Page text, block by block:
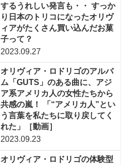
するうれしい発言も・・ すっか
り日本のトリコになったオリヴ
ィアがたくさん買い込んだお菓
子って？
2023.09.27
オリヴィア・ロドリゴのアルバ
ム「GUTS」のある曲に、アジ
ア系アメリカ人の女性たちから
共感の嵐！ 「“アメリカ人”とい
う言葉を私たちに取り戻してく
れた」［動画］
2023.09.23
オリヴィア・ロドリゴの体験型